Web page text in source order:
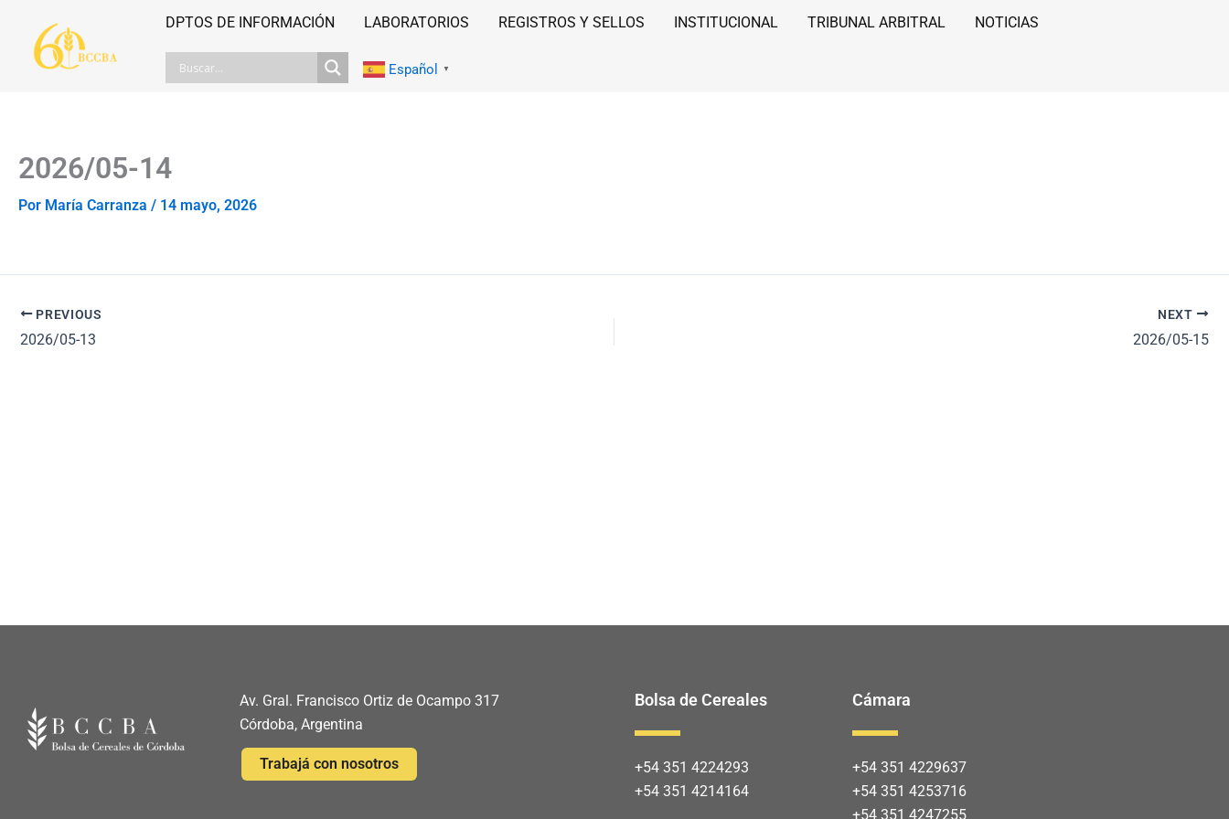
contenido
DPTOS DE INFORMACIÓN LABORATORIOS REGISTROS Y SELLOS INSTITUCIONAL TRIBUNAL ARBITRAL NOTICIAS
Español ▼
2026/05-14
Por María Carranza / 14 mayo, 2026
PREVIOUS
2026/05-13
NEXT
2026/05-15
Av. Gral. Francisco Ortiz de Ocampo 317
Córdoba, Argentina
Trabajá con nosotros
Bolsa de Cereales
+54 351 4224293
+54 351 4214164
Cámara
+54 351 4229637
+54 351 4253716
+54 351 4247255